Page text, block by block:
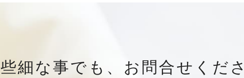
些細な事でも、お問合せくだ